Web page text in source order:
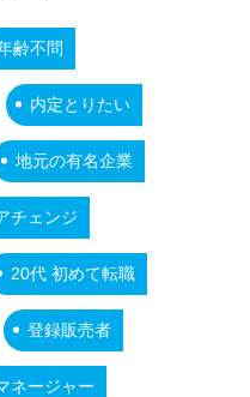
齢不問
内定とりたい
地元の有名企業
チェンジ
20代 初めて転職
登録販売者
ネージャー